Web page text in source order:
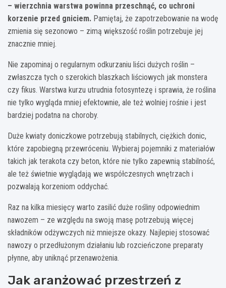
– wierzchnia warstwa powinna przeschnąć, co uchroni
korzenie przed gniciem. Pamiętaj, że zapotrzebowanie na wodę
zmienia się sezonowo – zimą większość roślin potrzebuje jej
znacznie mniej.
Nie zapominaj o regularnym odkurzaniu liści dużych roślin –
zwłaszcza tych o szerokich blaszkach liściowych jak monstera
czy fikus. Warstwa kurzu utrudnia fotosyntezę i sprawia, że roślina
nie tylko wygląda mniej efektownie, ale też wolniej rośnie i jest
bardziej podatna na choroby.
Duże kwiaty doniczkowe potrzebują stabilnych, ciężkich donic,
które zapobiegną przewróceniu. Wybieraj pojemniki z materiałów
takich jak terakota czy beton, które nie tylko zapewnią stabilność,
ale też świetnie wyglądają we współczesnych wnętrzach i
pozwalają korzeniom oddychać.
Raz na kilka miesięcy warto zasilić duże rośliny odpowiednim
nawozem – ze względu na swoją masę potrzebują więcej
składników odżywczych niż mniejsze okazy. Najlepiej stosować
nawozy o przedłużonym działaniu lub rozcieńczone preparaty
płynne, aby uniknąć przenawożenia.
Jak aranżować przestrzeń z